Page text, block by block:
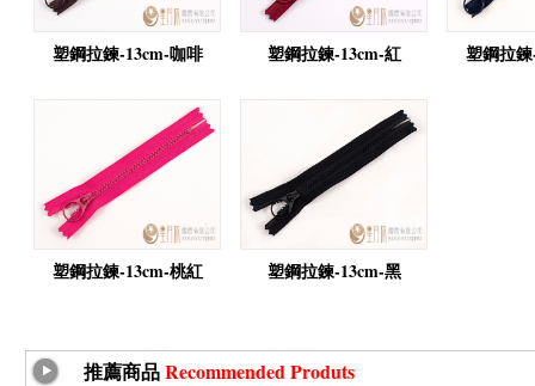
塑鋼拉鍊-13cm-咖啡 塑鋼拉鍊-13cm-紅 塑鋼拉
塑鋼拉鍊-13cm-桃紅 塑鋼拉鍊-13cm-黑
推薦商品Recommended Produts